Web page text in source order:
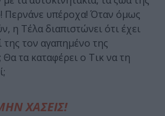
Περνάνε υπέροχα! Όταν όµως
η Τέλα διαπιστώνει ότι έχει
της τον αγαπηµένο της
τα καταφέρει ο Τικ να τη
ΧΑΣΕΙΣ!